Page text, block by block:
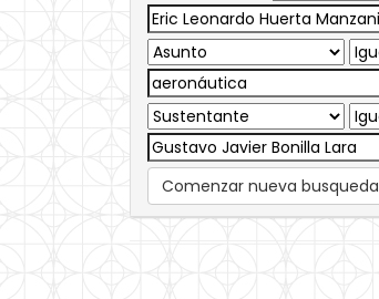
Comenzar nueva busqueda